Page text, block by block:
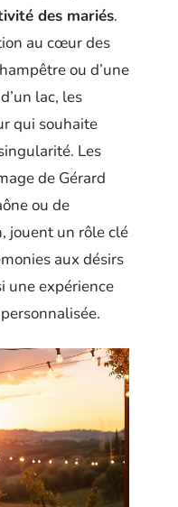
des mariés.
au cœur des
ou d’une
lac, les
qui souhaite
Les
de Gérard
ou de
jouent un rôle clé
aux désirs
une expérience